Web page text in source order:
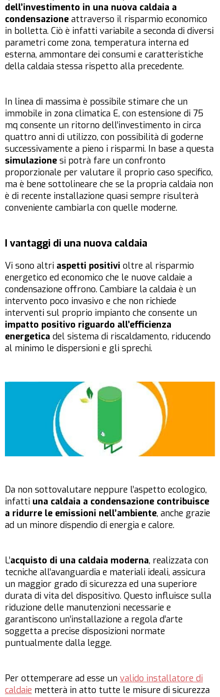
dell’investimento in una nuova caldaia a
condensazione attraverso il risparmio economico
in bolletta. Ciò è infatti variabile a seconda di diversi
parametri come zona, temperatura interna ed
esterna, ammontare dei consumi e caratteristiche
della caldaia stessa rispetto alla precedente.
In linea di massima è possibile stimare che un
immobile in zona climatica E, con estensione di 75
mq consente un ritorno dell’investimento in circa
quattro anni di utilizzo, con possibilità di goderne
successivamente a pieno i risparmi. In base a questa
simulazione si potrà fare un confronto
proporzionale per valutare il proprio caso specifico,
ma è bene sottolineare che se la propria caldaia non
è di recente installazione quasi sempre risulterà
conveniente cambiarla con quelle moderne.
I vantaggi di una nuova caldaia
Vi sono altri aspetti positivi oltre al risparmio
energetico ed economico che le nuove caldaie a
condensazione offrono. Cambiare la caldaia è un
intervento poco invasivo e che non richiede
interventi sul proprio impianto che consente un
impatto positivo riguardo all’efficienza
energetica del sistema di riscaldamento, riducendo
al minimo le dispersioni e gli sprechi.
Da non sottovalutare neppure l’aspetto ecologico,
infatti una caldaia a condensazione contribuisce
a ridurre le emissioni nell’ambiente, anche grazie
ad un minore dispendio di energia e calore.
L’acquisto di una caldaia moderna, realizzata con
tecniche all’avanguardia e materiali ideali, assicura
un maggior grado di sicurezza ed una superiore
durata di vita del dispositivo. Questo influisce sulla
riduzione delle manutenzioni necessarie e
garantiscono un’installazione a regola d’arte
soggetta a precise disposizioni normate
puntualmente dalla legge.
Per ottemperare ad esse un valido installatore di
caldaie metterà in atto tutte le misure di sicurezza